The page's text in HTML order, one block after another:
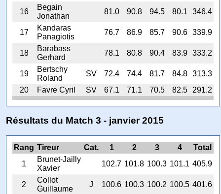
16
Begain
Jonathan
81.0 90.8 94.5 80.1 346.4
17
Kandaras
Panagiotis
76.7 86.9 85.7 90.6 339.9
18
Barabass
Gerhard
78.1 80.8 90.4 83.9 333.2
19
Bertschy
Roland
SV 72.4 74.4 81.7 84.8
313.3
20
Favre Cyril SV 67.1 71.1 70.5 82.5 291.2
Résultats du Match 3 - janvier 2015
Rang Tireur Cat. 1 2 3 4
Total
1
Brunet-Jailly
Xavier
102.7 101.8 100.3 101.1 405.9
2
Collot
Guillaume
J 100.6 100.3 100.2 100.5 401.6